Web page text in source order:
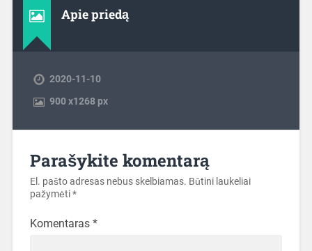
Apie priedą
2020-11-10
900x1268 px
Parašykite komentarą
El. pašto adresas nebus skelbiamas. Būtini laukeliai
pažymėti*
Komentaras *